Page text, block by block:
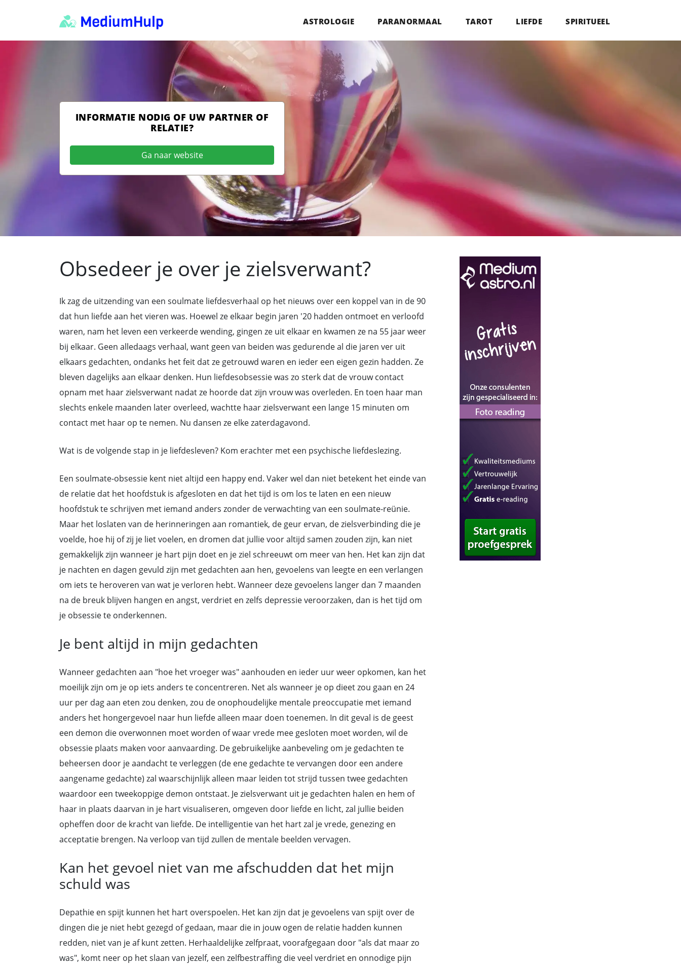
ASTROLOGIE PARANORMAAL TAROT LIEFDE SPIRITUEEL
INFORMATIE NODIG OF UW PARTNER OF
RELATIE?
Ga naar website
Obsedeer je over je zielsverwant?
Ik zag de uitzending van een soulmate liefdesverhaal op het nieuws over een koppel van in de 90
dat hun liefde aan het vieren was. Hoewel ze elkaar begin jaren '20 hadden ontmoet en verloofd
waren, nam het leven een verkeerde wending, gingen ze uit elkaar en kwamen ze na 55 jaar weer
bij elkaar. Geen alledaags verhaal, want geen van beiden was gedurende al die jaren ver uit
elkaars gedachten, ondanks het feit dat ze getrouwd waren en ieder een eigen gezin hadden. Ze
bleven dagelijks aan elkaar denken. Hun liefdesobsessie was zo sterk dat de vrouw contact
opnam met haar zielsverwant nadat ze hoorde dat zijn vrouw was overleden. En toen haar man
slechts enkele maanden later overleed, wachtte haar zielsverwant een lange 15 minuten om
contact met haar op te nemen. Nu dansen ze elke zaterdagavond.
Wat is de volgende stap in je liefdesleven? Kom erachter met een psychische liefdeslezing.
Een soulmate-obsessie kent niet altijd een happy end. Vaker wel dan niet betekent het einde van
de relatie dat het hoofdstuk is afgesloten en dat het tijd is om los te laten en een nieuw
hoofdstuk te schrijven met iemand anders zonder de verwachting van een soulmate-reünie.
Maar het loslaten van de herinneringen aan romantiek, de geur ervan, de zielsverbinding die je
voelde, hoe hij of zij je liet voelen, en dromen dat jullie voor altijd samen zouden zijn, kan niet
gemakkelijk zijn wanneer je hart pijn doet en je ziel schreeuwt om meer van hen. Het kan zijn dat
je nachten en dagen gevuld zijn met gedachten aan hen, gevoelens van leegte en een verlangen
om iets te heroveren van wat je verloren hebt. Wanneer deze gevoelens langer dan 7 maanden
na de breuk blijven hangen en angst, verdriet en zelfs depressie veroorzaken, dan is het tijd om
je obsessie te onderkennen.
Je bent altijd in mijn gedachten
Wanneer gedachten aan "hoe het vroeger was" aanhouden en ieder uur weer opkomen, kan het
moeilijk zijn om je op iets anders te concentreren. Net als wanneer je op dieet zou gaan en 24
uur per dag aan eten zou denken, zou de onophoudelijke mentale preoccupatie met iemand
anders het hongergevoel naar hun liefde alleen maar doen toenemen. In dit geval is de geest
een demon die overwonnen moet worden of waar vrede mee gesloten moet worden, wil de
obsessie plaats maken voor aanvaarding. De gebruikelijke aanbeveling om je gedachten te
beheersen door je aandacht te verleggen (de ene gedachte te vervangen door een andere
aangename gedachte) zal waarschijnlijk alleen maar leiden tot strijd tussen twee gedachten
waardoor een tweekoppige demon ontstaat. Je zielsverwant uit je gedachten halen en hem of
haar in plaats daarvan in je hart visualiseren, omgeven door liefde en licht, zal jullie beiden
opheffen door de kracht van liefde. De intelligentie van het hart zal je vrede, genezing en
acceptatie brengen. Na verloop van tijd zullen de mentale beelden vervagen.
Kan het gevoel niet van me afschudden dat het mijn
schuld was
Depathie en spijt kunnen het hart overspoelen. Het kan zijn dat je gevoelens van spijt over de
dingen die je niet hebt gezegd of gedaan, maar die in jouw ogen de relatie hadden kunnen
redden, niet van je af kunt zetten. Herhaaldelijke zelfpraat, voorafgegaan door "als dat maar zo
was", komt neer op het slaan van jezelf, een zelfbestraffing die veel verdriet en onnodige pijn